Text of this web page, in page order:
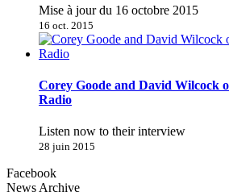
Mise à jour du 16 octobre 2015
16 oct. 2015
Corey Goode and David Wilcock
Radio
Listen now to their interview
28 juin 2015
Facebook
News Archive